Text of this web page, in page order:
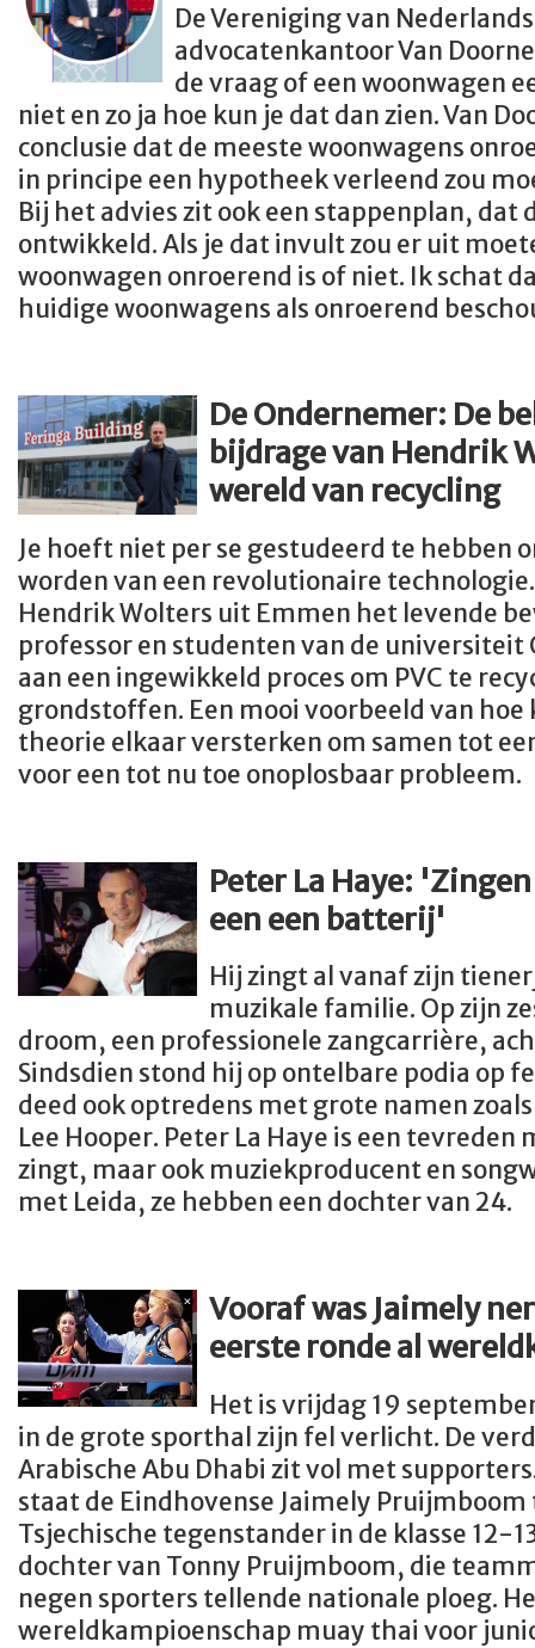
De Vereniging van
advocatenkantoor Van
de vraag of een woonwagen
niet en zo ja hoe kun je dat dan zien. Van
conclusie dat de meeste woonwagens
in principe een hypotheek verleend zou
Bij het advies zit ook een stappenplan, dat
ontwikkeld. Als je dat invult zou er uit
woonwagen onroerend is of niet. Ik schat
huidige woonwagens als onroerend
De Ondernemer: De
bijdrage van Hendrik
wereld van recycling
Je hoeft niet per se gestudeerd te hebben
worden van een revolutionaire
Hendrik Wolters uit Emmen het levende
professor en studenten van de
aan een ingewikkeld proces om PVC te
grondstoffen. Een mooi voorbeeld van
theorie elkaar versterken om samen tot
voor een tot nu toe onoplosbaar probleem.
Peter La Haye:
een een batterij'
Hij zingt al vanaf zijn
muzikale familie. Op zijn
droom, een professionele zangcarrière,
Sindsdien stond hij op ontelbare podia op
deed ook optredens met grote namen
Lee Hooper. Peter La Haye is een tevreden
zingt, maar ook muziekproducent en
met Leida, ze hebben een dochter van 24.
Vooraf was Jaimely
eerste ronde al
Het is vrijdag 19
in de grote sporthal zijn fel verlicht. De
Arabische Abu Dhabi zit vol met
staat de Eindhovense Jaimely
Tsjechische tegenstander in de klasse 12-
dochter van Tonny Pruijmboom, die
negen sporters tellende nationale ploeg.
wereldkampioenschap muay thai voor